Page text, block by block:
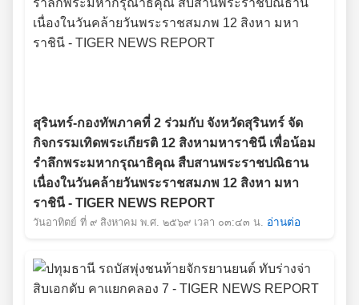
สุรินทร์-กองทัพภาคที่ 2 ร่วมกับ จังหวัดสุรินทร์ จัด
กิจกรรมเทิดพระเกียรติ 12 สิงหามหาราชินี เพื่อน้อม
รำลึกพระมหากรุณาธิคุณ สืบสานพระราชปณิธาน
เนื่องในวันคล้ายวันพระราชสมภพ 12 สิงหา มหา
ราชินี - TIGER NEWS REPORT
วันอาทิตย์ ที่ ๙ สิงหาคม พ.ศ. ๒๕๖๙ เวลา ๐๓:๔๓ น. อ่านต่อ